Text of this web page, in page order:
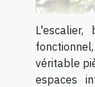
véritable
espaces